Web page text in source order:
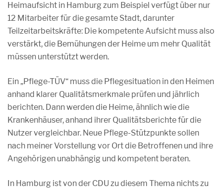
Heimaufsicht in Hamburg zum Beispiel verfügt über nur
12 Mitarbeiter für die gesamte Stadt, darunter
Teilzeitarbeitskräfte: Die kompetente Aufsicht muss also
verstärkt, die Bemühungen der Heime um mehr Qualität
müssen unterstützt werden.
Ein „Pflege-TÜV“ muss die Pflegesituation in den Heimen
anhand klarer Qualitätsmerkmale prüfen und jährlich
berichten. Dann werden die Heime, ähnlich wie die
Krankenhäuser, anhand ihrer Qualitätsberichte für die
Nutzer vergleichbar. Neue Pflege-Stützpunkte sollen
nach meiner Vorstellung vor Ort die Betroffenen und ihre
Angehörigen unabhängig und kompetent beraten.
In Hamburg ist von der CDU zu diesem Thema nichts zu